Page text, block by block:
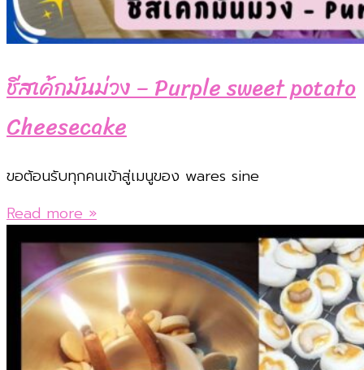
ชีสเค้กมันม่วง – Purple sweet potato
Cheesecake
ขอต้อนรับทุกคนเข้าสู่เมนูของ wares sine
Read more »